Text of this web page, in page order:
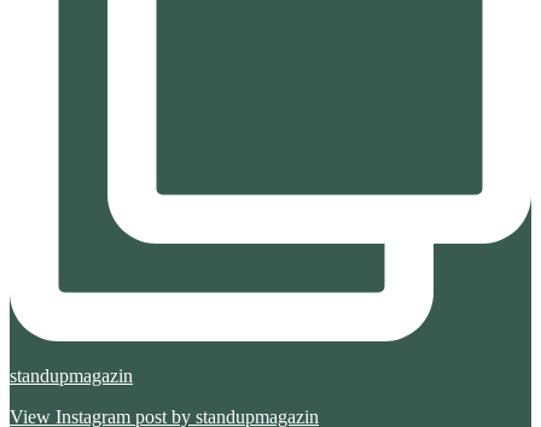
standupmagazin
View Instagram post by standupmagazin